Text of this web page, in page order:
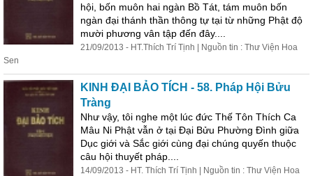
hội, bốn muôn hai ngàn Bồ Tát, tám muôn bốn
ngàn đại thánh thần thông tự tại từ những Phật độ
mười phương vân tập đến đây....
21/09/2013 - HT.Thích Trí Tịnh | Nguồn tin : Thư Viện Hoa
Sen
KINH ĐẠI BẢO TÍCH - 58. Pháp Hội Bửu
Tràng
Như vậy, tôi nghe một lúc đức Thế Tôn Thích Ca
Mâu Ni Phật vẫn ở tại Đại Bửu Phường Đình giữa
Dục giới và Sắc giới cùng đại chúng quyến thuộc
câu hội thuyết pháp....
14/09/2013 - HT. Thích Trí Tịnh | Nguồn tin : Thư Viện Hoa